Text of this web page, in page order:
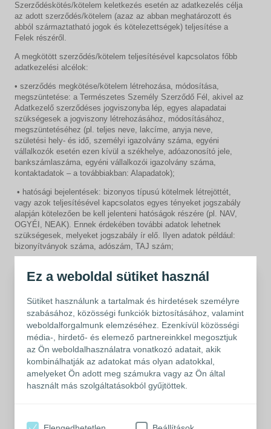
Ez a weboldal sütiket használ
Sütiket használunk a tartalmak és hirdetések személyre
szabásához, közösségi funkciók biztosításához, valamint
weboldalforgalmunk elemzéséhez. Ezenkívül közösségi
média-, hirdető- és elemező partnereinkkel megosztjuk
az Ön weboldalhasználatra vonatkozó adatait, akik
kombinálhatják az adatokat más olyan adatokkal,
amelyeket Ön adott meg számukra vagy az Ön által
használt más szolgáltatásokból gyűjtöttek.
Szerződéskötés/kötelem keletkezés esetén az adatkezelés célja
az adott szerződés/kötelem (azaz az abban meghatározott és
abból származtatható jogok és kötelezettségek) teljesítése a
Felek részéről.
A megkötött szerződés/kötelem teljesítésével kapcsolatos főbb
adatkezelési alcélok:
• szerződés megkötése/kötelem létrehozása, módosítása,
megszüntetése: a Természetes Személy Szerződő Fél, akivel az
Adatkezelő szerződéses jogviszonyba lép, egyes alapadatai
szükségesek a jogviszony létrehozásához, módosításához,
megszüntetéséhez (pl. teljes neve, lakcíme, anyja neve,
születési hely- és idő, személyi igazolvány száma, egyéni
vállalkozók esetén ezen kívül a székhelye, adóazonosító jele,
bankszámlaszáma, egyéni vállalkozói igazolvány száma,
kontaktadatok – a továbbiakban: Alapadatok);
• hatósági bejelentések: bizonyos típusú kötelmek létrejöttét,
vagy azok teljesítésével kapcsolatos egyes tényeket jogszabály
alapján kötelezően be kell jelenteni hatóságok részére (pl. NAV,
OGYÉI, NEAK). Ennek érdekében további adatok lehetnek
szükségesek, melyeket jogszabály ír elő. Ilyen adatok például:
bizonyítványok száma, adószám, TAJ szám;
közzététel:
Személy Szerződő Félnek a szerződéses díj megállapítása,
megfizetése és a kapcsolódó közterhek megfizetése érdekében
szükséges adatait. Ide tartozik különösen: díjazás összege,
közterhek összege, teljesítési igazolás, a Természetes Személy
Szerződő Fél bankszámlaszáma, adószáma.
 Bizonyos adókedvezmények (pl. adóelőleg) igénybevételéhez
az Adatkezelő köteles további adatokat is bekérni és kezelni,
szintén jogszabályi felhatalmazás alapján. Ilyen például az